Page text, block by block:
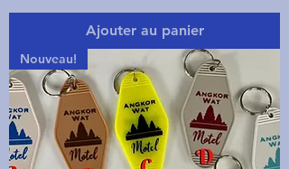
Ajouter au panier
Nouveau!